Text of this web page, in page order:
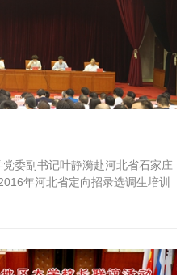
委副书记叶静漪赴河北省石家庄
年河北省定向招录选调生培训